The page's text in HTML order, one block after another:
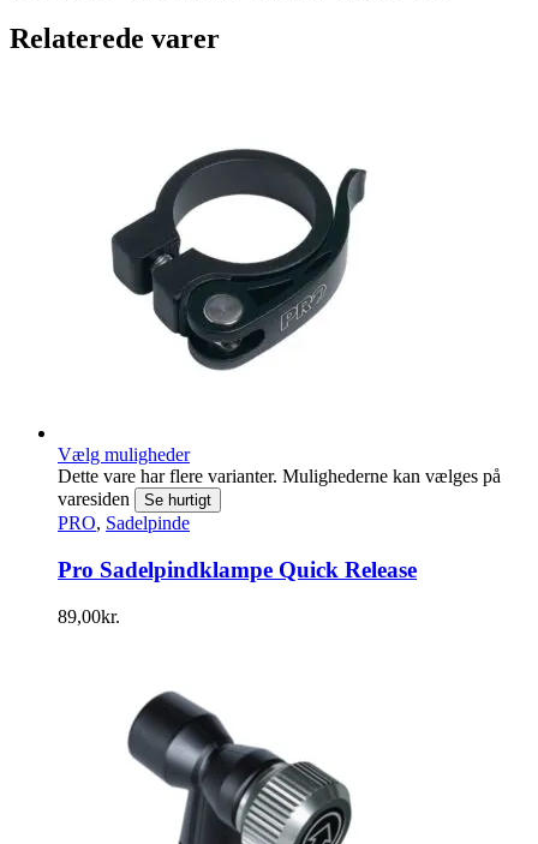
Relaterede varer
Vælg muligheder
Dette vare har flere varianter. Mulighederne kan vælges på
varesiden
Se hurtigt
PRO, Sadelpinde
Pro Sadelpindklampe Quick Release
89,00kr.